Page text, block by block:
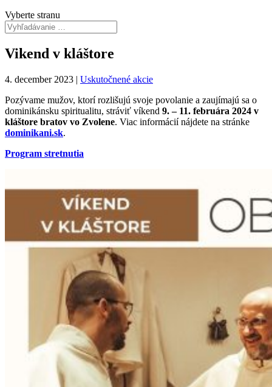
Vyberte stranu
Vikend v kláštore
4. december 2023 | Uskutočnené akcie
Pozývame mužov, ktorí rozlišujú svoje povolanie a zaujímajú sa o
dominikánsku spiritualitu, stráviť víkend 9. – 11. februára 2024 v
kláštore bratov vo Zvolene. Viac informácií nájdete na stránke
dominikani.sk.
Program stretnutia